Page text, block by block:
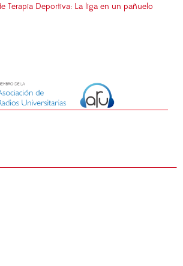
Terapia Deportiva: La liga en un pañuelo